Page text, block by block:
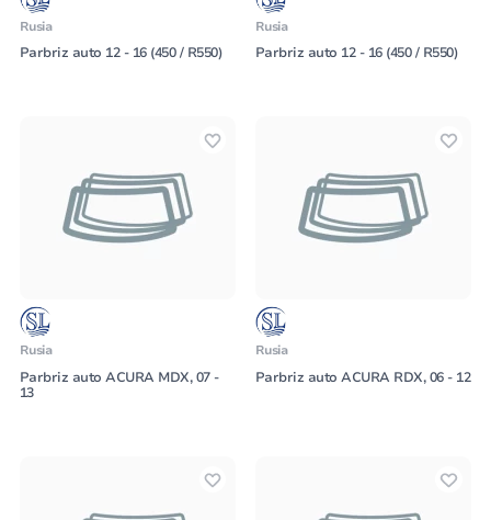
Rusia
Parbriz auto 12 - 16 (450 / R550)
Rusia
Parbriz auto 12 - 16 (450 / R550)
Rusia
Parbriz auto ACURA MDX, 07 -
13
Rusia
Parbriz auto ACURA RDX, 06 - 12